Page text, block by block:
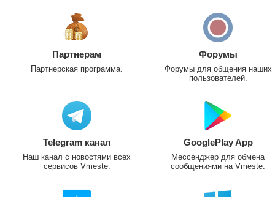
Партнерам
Партнерская программа.
Форумы
Форумы для общения наших
пользователей.
Telegram канал
Наш канал с новостями всех
сервисов Vmeste.
GooglePlay App
Мессенджер для обмена
сообщениями на Vmeste.